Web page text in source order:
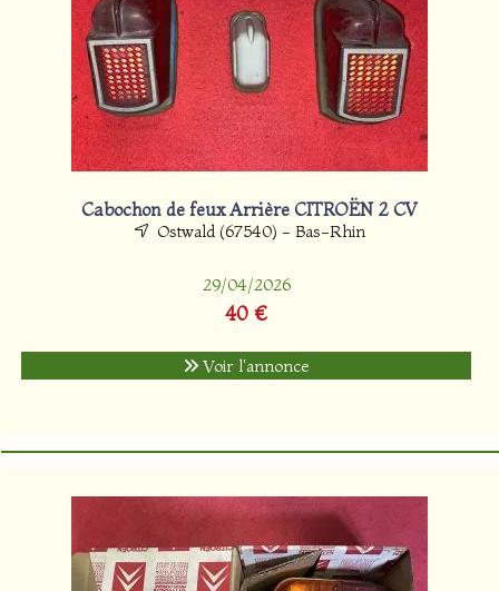
Cabochon de feux Arrière CITROËN 2 CV
Ostwald (67540) - Bas-Rhin
29/04/2026
40 €
Voir l'annonce